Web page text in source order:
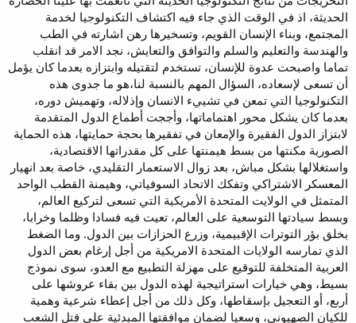
الحديثة، اذ في الوقت الذي جاء فيه اكتشاف التكنولوجيا لخدمة
المجتمع، وبناء الإنسان القويم، وتسخيرها رهن اشارته في الطب
والهندسة والتعليم والسلم والتوافق والتعايش، نجد الامر قد انقلب
تماما واصبحت عدوة للإنسان، تستخدم لتقتيله وابتزازه بعدما كان يؤمل
أن تسعى لإسعاده، السؤال المهم بالنسبة لنا،هو ما جدوى هذه
التكنولوجيا التي تمعن في تشييء الانسان وإذلاله، وتهميش دوره،
بعدما كان يشكل محور اهتماماتها، وأججت أطماع الدول المتقدمة
لابتزاز الدول الفقيرة والإمعان في تفقيرها بحجة حمايتها، هذه الحماية
الصورية مكنتها من بسط هيمنتها على كل مقدراتها الاقتصادية،
واستغلالها بشكل مباش، بعد زوال الاستعمار التقليدي، خاصة بعد انهيار
المعسكر الاشتراكي وتفكك الاتحاد السوفياتي، وهيمنة القطب الواحد
المتمثل في الولايت المتحدة الأمريكية التي تسعى لتركيع العالم،
وبسط سيادتها التوسعية على العالم، تعيت فيه فسادا وظلما وخرابا،
بخلق بؤر التوترات الإقبيمية، وزرع الحزازات بين الدول. وما الضغط
الذي تمارسه الولايات المتحدة الامريكية من أجل إرغام بعض الدول
العربية المتخلفة للتوقيع على مهزلة التطبيع مع العدو، سوى نموذج
بسيط، وهي خيارات استراتيجية لهذه الدول بين بقاء عروشها على
أربع، أو التعجيل بإسقاطها، وكل ذلك من أجل إعطاء شرعية وهمية
للكيان الصهيوني، وسعيا لضمان موافقتها المبدئية على قتل الشعب